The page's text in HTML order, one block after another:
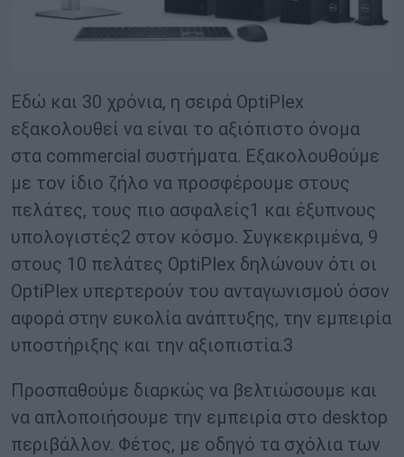
Εδώ και 30 χρόνια, η σειρά OptiPlex
εξακολουθεί να είναι το αξιόπιστο όνομα
στα commercial συστήματα. Εξακολουθούμε
με τον ίδιο ζήλο να προσφέρουμε στους
πελάτες, τους πιο ασφαλείς1 και έξυπνους
υπολογιστές2 στον κόσμο. Συγκεκριμένα, 9
στους 10 πελάτες OptiPlex δηλώνουν ότι οι
OptiPlex υπερτερούν του ανταγωνισμού όσον
αφορά στην ευκολία ανάπτυξης, την εμπειρία
υποστήριξης και την αξιοπιστία.3
Προσπαθούμε διαρκώς να βελτιώσουμε και
να απλοποιήσουμε την εμπειρία στο desktop
περιβάλλον. Φέτος, με οδηγό τα σχόλια των